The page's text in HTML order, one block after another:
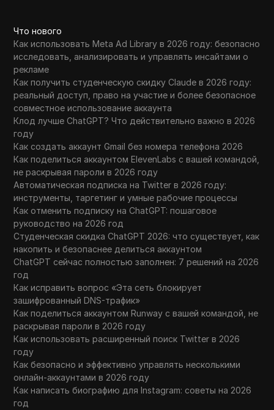
Что нового
Как использовать Meta Ad Library в 2026 году: безопасно
исследовать, анализировать и управлять инсайтами о
рекламе
Как получить студенческую скидку Claude в 2026 году:
реальный доступ, право на участие и более безопасное
совместное использование аккаунта
Клод лучше ChatGPT? Что действительно важно в 2026
году
Как создать аккаунт Gmail без номера телефона 2026
Как поделиться аккаунтом ElevenLabs с вашей командой,
не раскрывая пароли в 2026 году
Автоматическая подписка на Twitter в 2026 году:
инструменты, таргетинг и умные рабочие процессы
Как отменить подписку на ChatGPT: пошаговое
руководство на 2026 год
Студенческая скидка ChatGPT 2026: что существует, как
накопить и безопаснее делиться аккаунтом
ChatGPT сейчас полностью заполнен: 7 решений на 2026
год
Как исправить вопрос «Эта сеть блокирует
зашифрованный DNS-трафик»
Как поделиться аккаунтом Runway с вашей командой, не
раскрывая пароли в 2026 году
Как использовать расширенный поиск Twitter в 2026
году
Как безопасно и эффективно управлять несколькими
онлайн-аккаунтами в 2026 году
Как написать биографию для Instagram: советы на 2026
год